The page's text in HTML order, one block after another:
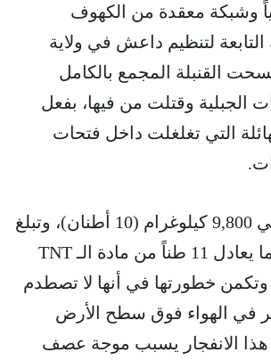
وشبكة معقدة من الكهوف
التابعة لتنظيم داعش في ولاية
القنبلة المجمع بالكامل
الجبلية وقتلت من فيها، بفعل
التي تغلغلت داخل فتحات
تزن القنبلة حوالي 9,800 كيلوغرام (10 أطنان)، وتبلغ
قوتها التفجيرية ما يعادل 11 طناً من مادة الـ TNT
وتكمن خطورتها في أنها لا تصطدم
في الهواء فوق سطح الأرض
الانفجار يسبب موجة عصف